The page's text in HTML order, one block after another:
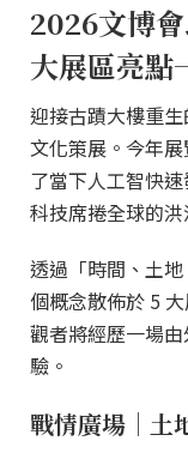
2026文博
大展區亮點
迎接古蹟大樓重
文化策展。今年
了當下人工智快
科技席捲全球的
透過「時間、土
個概念散佈於 5
觀者將經歷一場
驗。
戰情廣場｜土